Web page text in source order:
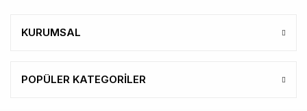
KURUMSAL
POPÜLER KATEGORİLER